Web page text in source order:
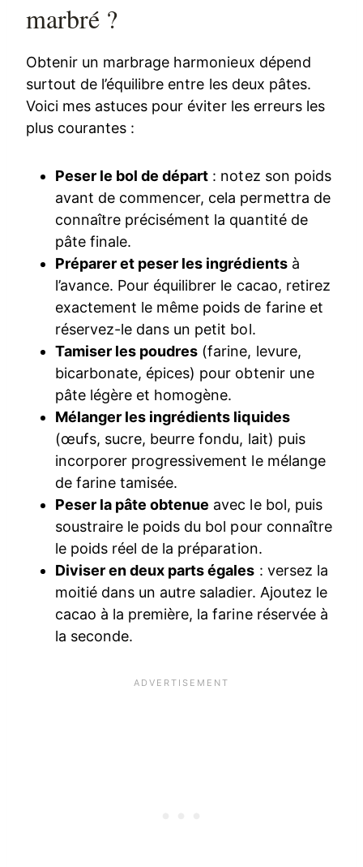
marbré ?
Obtenir un marbrage harmonieux dépend
surtout de l’équilibre entre les deux pâtes.
Voici mes astuces pour éviter les erreurs les
plus courantes :
Peser le bol de départ : notez son poids
avant de commencer, cela permettra de
connaître précisément la quantité de
pâte finale.
Préparer et peser les ingrédientsà
l’avance. Pour équilibrer le cacao, retirez
exactement le même poids de farine et
réservez-le dans un petit bol.
Tamiser les poudres (farine, levure,
bicarbonate, épices) pour obtenir une
pâte légère et homogène.
Mélanger les ingrédients liquides
(œufs, sucre, beurre fondu, lait) puis
incorporer progressivement le mélange
de farine tamisée.
Peser la pâte obtenue avec le bol, puis
soustraire le poids du bol pour connaître
le poids réel de la préparation.
Diviser en deux parts égales : versez la
moitié dans un autre saladier. Ajoutez le
cacao à la première, la farine réservée à
la seconde.